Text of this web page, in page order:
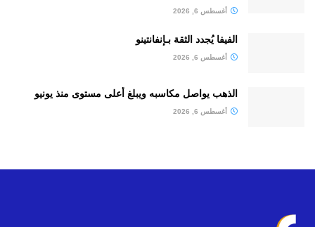
أغسطس 6, 2026
الفيفا يُجدد الثقة بـإنفانتينو
أغسطس 6, 2026
الذهب يواصل مكاسبه ويبلغ أعلى مستوى منذ يونيو
أغسطس 6, 2026